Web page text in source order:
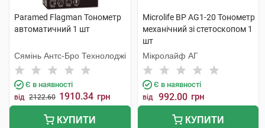
Paramed Flagman Тонометр
автоматичний 1 шт
Сямінь Антс-Бро Технолоджі
Є в наявності
від 2122.60 1910.34 грн
КУПИТИ
Microlife BP AG1-20 Тонометр
механічний зі стетоскопом 1
шт
Мікролайф AГ
Є в наявності
від 992.00 грн
КУПИТИ